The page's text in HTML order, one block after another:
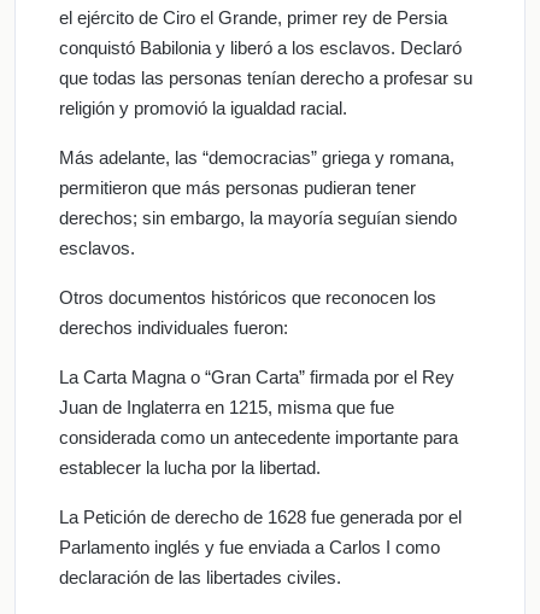
el ejército de Ciro el Grande, primer rey de Persia
conquistó Babilonia y liberó a los esclavos. Declaró
que todas las personas tenían derecho a profesar su
religión y promovió la igualdad racial.
Más adelante, las “democracias” griega y romana,
permitieron que más personas pudieran tener
derechos; sin embargo, la mayoría seguían siendo
esclavos.
Otros documentos históricos que reconocen los
derechos individuales fueron:
La Carta Magna o “Gran Carta” firmada por el Rey
Juan de Inglaterra en 1215, misma que fue
considerada como un antecedente importante para
establecer la lucha por la libertad.
La Petición de derecho de 1628 fue generada por el
Parlamento inglés y fue enviada a Carlos I como
declaración de las libertades civiles.